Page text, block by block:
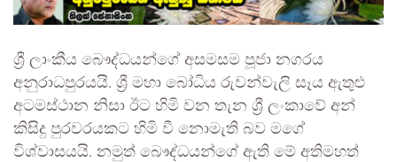
ශ්‍රී ලාංකීය බෞද්ධයන්ගේ අසමසම පූජා නගරය
අනුරාධපුරයයි. ශ්‍රී මහා බෝධිය රුවන්වැලි සෑය ඇතුළු
අටමස්ථාන නිසා ඊට හිමි වන තැන ශ්‍රී ලංකාවේ අන්
කිසිදු පුරවරයකට හිමි වී නොමැති බව මගේ
විශ්වාසයයි. නමුත් බෞද්ධයන්ගේ ඇති මේ අතිමහත්